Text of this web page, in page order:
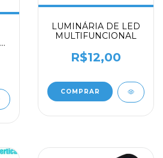
LUMINÁRIA DE LED
MULTIFUNCIONAL
R$12,00